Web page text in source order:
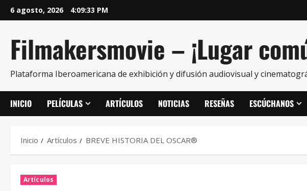
6 agosto, 2026 4:09:34 PM
Filmakersmovie – ¡Lugar
Plataforma Iberoamericana de exhibición y difusión audiovisual y
INICIO PELÍCULAS ARTÍCULOS NOTICIAS RESEÑAS ESCÚCHANOS
Inicio Artículos BREVE HISTORIA DEL OSCAR®
Artículos